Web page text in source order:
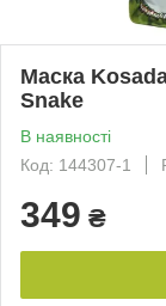
Маска
Snake
В наявності
Код: 144307-1
349 ₴